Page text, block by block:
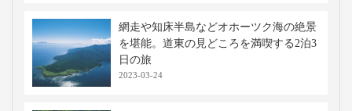
網走や知床半島などオホーツク海の絶景
を堪能。道東の見どころを満喫する2泊3
日の旅
2023-03-24